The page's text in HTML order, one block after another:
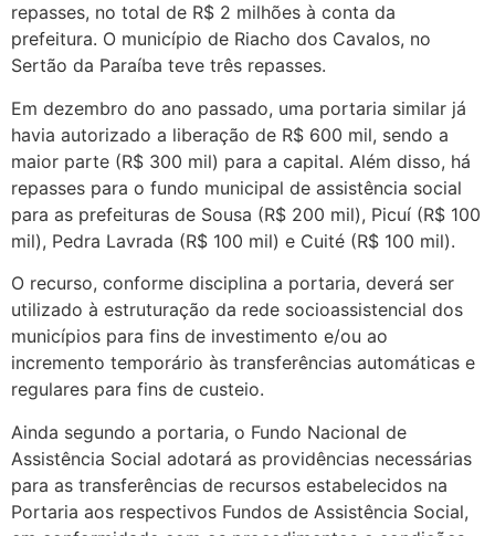
repasses, no total de R$ 2 milhões à conta da
prefeitura. O município de Riacho dos Cavalos, no
Sertão da Paraíba teve três repasses.
Em dezembro do ano passado, uma portaria similar já
havia autorizado a liberação de R$ 600 mil, sendo a
maior parte (R$ 300 mil) para a capital. Além disso, há
repasses para o fundo municipal de assistência social
para as prefeituras de Sousa (R$ 200 mil), Picuí (R$ 100
mil), Pedra Lavrada (R$ 100 mil) e Cuité (R$ 100 mil).
O recurso, conforme disciplina a portaria, deverá ser
utilizado à estruturação da rede socioassistencial dos
municípios para fins de investimento e/ou ao
incremento temporário às transferências automáticas e
regulares para fins de custeio.
Ainda segundo a portaria, o Fundo Nacional de
Assistência Social adotará as providências necessárias
para as transferências de recursos estabelecidos na
Portaria aos respectivos Fundos de Assistência Social,